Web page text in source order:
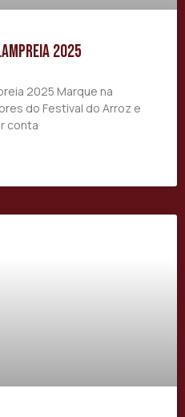
2025
2025 Marque na
do Festival do Arroz e
conta